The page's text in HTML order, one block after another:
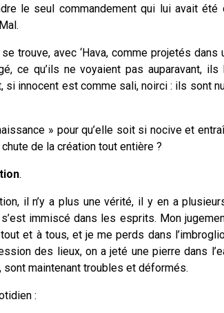
le seul commandement qui lui avait été
trouve, avec ‘Hava, comme projetés dans
ce qu’ils ne voyaient pas auparavant, ils
innocent est comme sali, noirci : ils sont
» pour qu’elle soit si nocive et
de la création tout entière ?
.
il n’y a plus une vérité, il y en a
immiscé dans les esprits. Mon
et à tous, et je me perds dans
des lieux, on a jeté une pierre dans
maintenant troubles et déformés.
: